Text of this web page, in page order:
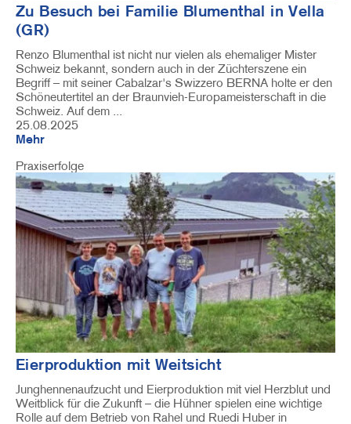
Zu Besuch bei Familie Blumenthal in Vella
(GR)
Renzo Blumenthal ist nicht nur vielen als ehemaliger Mister
Schweiz bekannt, sondern auch in der Züchterszene ein
Begriff – mit seiner Cabalzar's Swizzero BERNA holte er den
Schöneutertitel an der Braunvieh-Europameisterschaft in die
Schweiz. Auf dem ...
25.08.2025
Mehr
Praxiserfolge
Image
Eierproduktion mit Weitsicht
Junghennenaufzucht und Eierproduktion mit viel Herzblut und
Weitblick für die Zukunft – die Hühner spielen eine wichtige
Rolle auf dem Betrieb von Rahel und Ruedi Huber in